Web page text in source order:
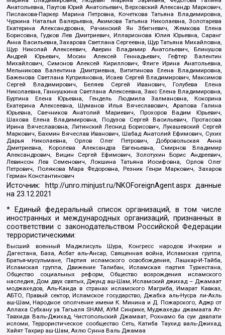
Анатольевна, Паутов Юрий Анатольевич, Верховский Александр Маркович,
Пислакова-Паркер Марина Петровна, Кочеткова Татьяна Владимировна,
Чуркина Наталья Валерьевна, Акимова Татьяна Николаевна, Золотарева
Екатерина Александровна, Рачинский Ян Збигневич, Жемкова Елена
Борисовна, Гудков Лев Дмитриевич, Илларионова Юлия Юрьевна, Саранг
Анна Васильевна, Захарова Светлана Сергеевна, Щур Татьяна Михайловна,
Щур Николай Алексеевич, Аверин Владимир Анатольевич, Блинушов
Андрей Юрьевич, Мосин Алексей Геннадьевич, Гефтер Валентин
Михайлович, Симонов Алексей Кириллович, Флиге Ирина Анатольевна,
Мельникова Валентина Дмитриевна, Вититинова Елена Владимировна,
Баженова Светлана Куприяновна, Исаев Сергей Владимирович, Максимов
Сергей Владимирович, Беляев Сергей Иванович, Голубева Елена
Николаевна, Ганнушкина Светлана Алексеевна, Закс Елена Владимировна,
Буртина Елена Юрьевна, Гендель Людмила Залмановна, Кокорина
Екатерина Алексеевна, Шуманов Илья Вячеславович, Арапова Галина
Юрьевна, Свечников Анатолий Мариевич, Прохоров Вадим Юрьевич,
Шахова Елена Владимировна, Подузов Сергей Васильевич, Протасова
Ирина Вячеславовна, Литинский Леонид Борисович, Лукашевский Сергей
Маркович, Бахмин Вячеслав Иванович, Шабад Анатолий Ефимович, Сухих
Дарья Николаевна, Орлов Олег Петрович, Добровольская Анна
Дмитриевна, Королева Александра Евгеньевна, Смирнов Владимир
Александрович, Вицин Сергей Ефимович, Золотухин Борис Андреевич,
Левинсон Лев Семенович, Локшина Татьяна Иосифовна, Орлов Олег
Петрович, Полякова Мара Федоровна, Резник Генри Маркович, Захаров
Герман Константинович
Источник: http://unro.minjust.ru/NKOForeignAgent.aspxданные
на23.12.2021
* Единый федеральный список организаций, в том числе
иностранных и международных организаций, признанных в
соответствии с законодательством Российской Федерации
террористическими:
Высший военный Маджлисуль Шура, Конгресс народов Ичкерии и
Дагестана, База, Асбат аль-Ансар, Священная война, Исламская группа,
Братья-мусульмане, Партия исламского освобождения, Лашкар-И-Тайба,
Исламская группа, Движение Талибан, Исламская партия Туркестана,
Общество социальных реформ, Общество возрождения исламского
наследия, Дом двух святых, Джунд аш-Шам, Исламский джихад – Джамаат
моджахедов, Аль-Каида в странах исламского Магриба, Имарат Кавказ,
АБТО, Правый сектор, Исламское государство, Джабха аль-Нусра ли-Ахль
аш-Шам, Народное ополчение имени К. Минина и Д. Пожарского, Аджр от
Аллаха Субхану уа Тагьаля SHAM, АУМ Синрике, Муджахеды джамаата Ат-
Тавхида Валь-Джихад, Чистопольский Джамаат, Рохнамо ба суи давлати
исломи, Террористическое сообщество Сеть, Катиба Таухид валь-Джихад,
Хайят Тахрир аш-Шам, Ахлю Сунна Валь Джамаа